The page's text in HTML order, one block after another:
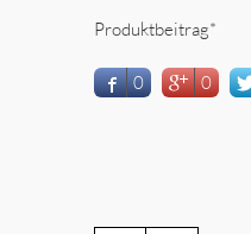
Produktbeitrag*
0 0